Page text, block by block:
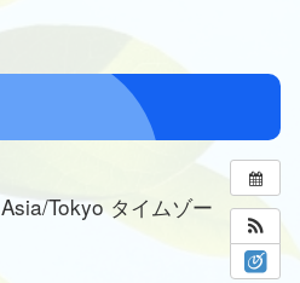
Asia/Tokyo タイムゾー